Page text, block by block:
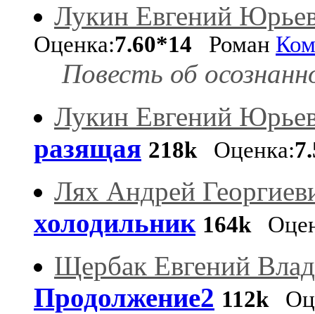
Лукин Евгений
Оценка:7.60*14 Роман
Повесть об
Лукин Евгений
разящая 218kОценка:
Лях Андрей
холодильник 164k
Щербак Евгений
Продолжение2 112k